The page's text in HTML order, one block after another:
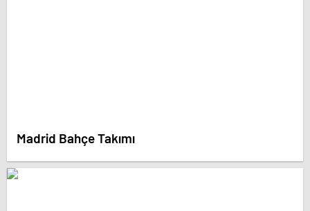
Madrid Bahçe Takımı